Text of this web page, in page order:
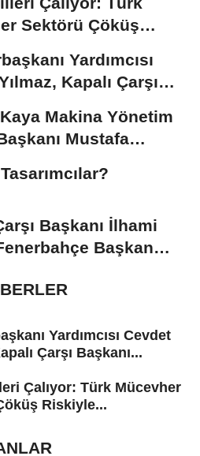
Sektörü Çöküş
Yardımcısı
Kapalı Çarşı
Makina Yönetim
Mustafa
Başkanı İlhami
Başkan
Yardımcısı Cevdet
Çarşı Başkanı...
Çalıyor: Türk Mücevher
Riskiyle...